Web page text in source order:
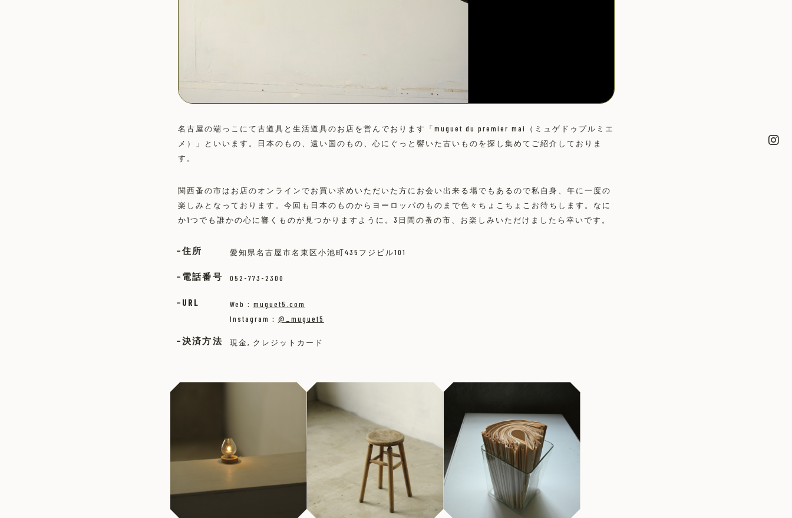
名古屋の端っこにて古道具と生活道具のお店を営んでおります「muguet du premier mai（ミュゲドゥプルミエ
メ）」といいます。日本のもの、遠い国のもの、心にぐっと響いた古いものを探し集めてご紹介しておりま
す。
関西蚤の市はお店のオンラインでお買い求めいただいた方にお会い出来る場でもあるので私自身、年に一度の
楽しみとなっております。今回も日本のものからヨーロッパのものまで色々ちょこちょこお待ちします。なに
か1つでも誰かの心に響くものが見つかりますように。3日間の蚤の市、お楽しみいただけましたら幸いです。
住所 愛知県名古屋市名東区小池町435フジビル101
電話番号 052-773-2300
URL Web： muguet5.com
Instagram： @_muguet5
決済方法 現金, クレジットカード